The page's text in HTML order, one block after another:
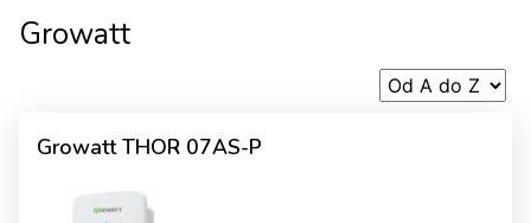
Growatt
Growatt THOR 07AS-P